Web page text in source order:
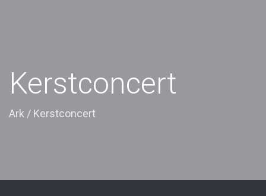
Kerstconcert
Ark / Kerstconcert